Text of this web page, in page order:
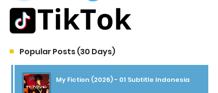
Popular Posts (30 Days)
My Fiction (2026) - 01 Subtitle Indonesia